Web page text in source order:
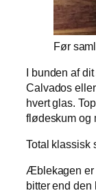
Før
I bunden af
Calvados
hvert glas.
flødeskum og
Total klassisk
Æblekagen er
bitter end